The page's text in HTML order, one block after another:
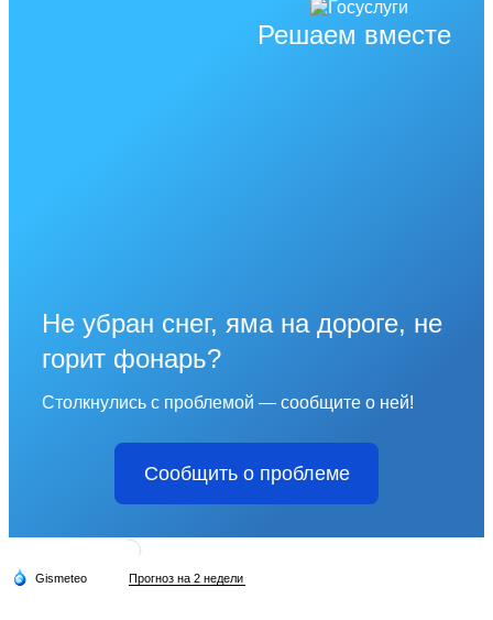
Решаем вместе
Не убран снег, яма на дороге, не
горит фонарь?
Столкнулись с проблемой — сообщите о ней!
Сообщить о проблеме